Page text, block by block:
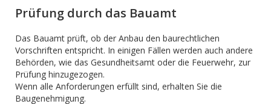
Prüfung durch das Bauamt
Das Bauamt prüft, ob der Anbau den baurechtlichen
Vorschriften entspricht. In einigen Fällen werden auch andere
Behörden, wie das Gesundheitsamt oder die Feuerwehr, zur
Prüfung hinzugezogen.
Wenn alle Anforderungen erfüllt sind, erhalten Sie die
Baugenehmigung.